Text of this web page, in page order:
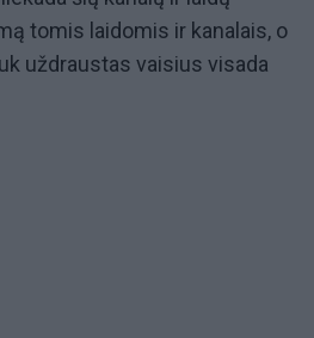
tomis laidomis ir kanalais, o
uždraustas vaisius visada